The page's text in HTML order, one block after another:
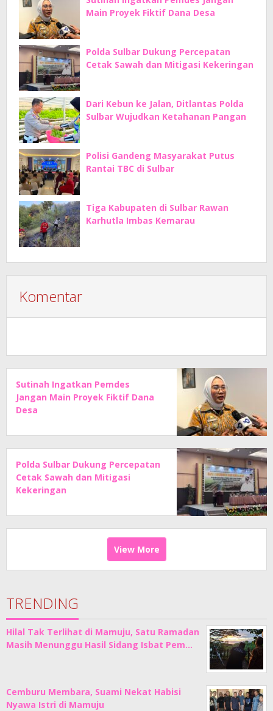
Main Proyek Fiktif Dana Desa
Polda Sulbar Dukung Percepatan
Cetak Sawah dan Mitigasi Kekeringan
Dari Kebun ke Jalan, Ditlantas Polda
Sulbar Wujudkan Ketahanan Pangan
Polisi Gandeng Masyarakat Putus
Rantai TBC di Sulbar
Tiga Kabupaten di Sulbar Rawan
Karhutla Imbas Kemarau
Komentar
Sutinah Ingatkan Pemdes
Jangan Main Proyek Fiktif Dana
Desa
Polda Sulbar Dukung Percepatan
Cetak Sawah dan Mitigasi
Kekeringan
View More
TRENDING
Hilal Tak Terlihat di Mamuju, Satu Ramadan
Masih Menunggu Hasil Sidang Isbat Pem…
Cemburu Membara, Suami Nekat Habisi
Nyawa Istri di Mamuju